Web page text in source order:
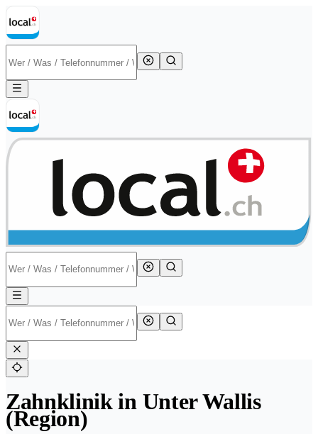
Zahnklinik in Unter Wallis
(Region)